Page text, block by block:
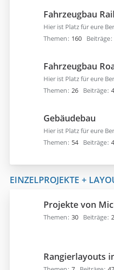
Fahrzeugbau Rail
Hier ist Platz für eure
Themen
160 Beiträge
Fahrzeugbau
Hier ist Platz für eure
Themen 26 Beiträge
Gebäudebau
Hier ist Platz für eure
Themen
54 Beiträge
EINZELPROJEKTE +
Projekte von
Themen 30 Beiträge
Rangierlayouts